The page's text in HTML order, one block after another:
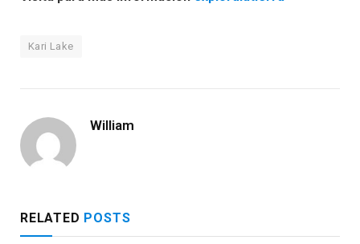
Kari Lake
William
RELATED POSTS